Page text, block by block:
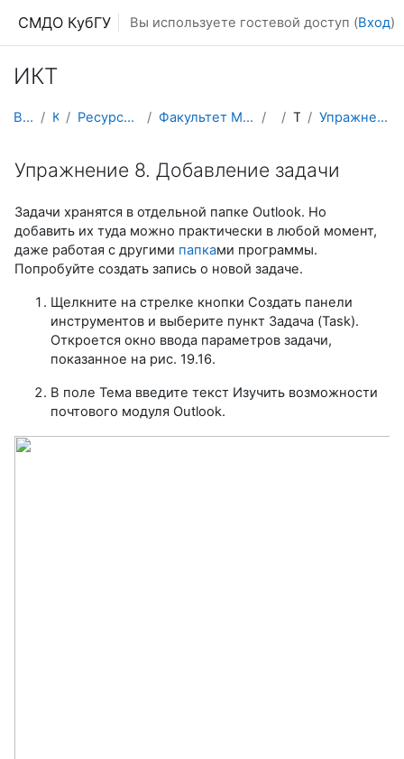
СМДО КубГУ Вы используете гостевой доступ (Вход)
ИКТ
В начало Курсы Ресурсы подразделений КубГУ Факультет Математики и компьютерных наук ИКТ Тема 1 Упражнение 8. Добавление задачи
Упражнение 8. Добавление задачи
Задачи хранятся в отдельной папке Outlook. Но
добавить их туда можно практически в любой момент,
даже работая с другими папками программы.
Попробуйте создать запись о новой задаче.
Щелкните на стрелке кнопки Создать панели
инструментов и выберите пункт Задача (Task).
Откроется окно ввода параметров задачи,
показанное на рис. 19.16.
В поле Тема введите текст Изучить возможности
почтового модуля Outlook.